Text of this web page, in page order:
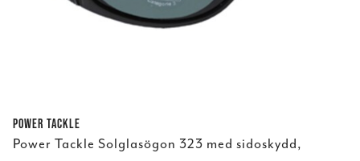
Power Tackle
Power Tackle Solglasögon 323 med sidoskydd,